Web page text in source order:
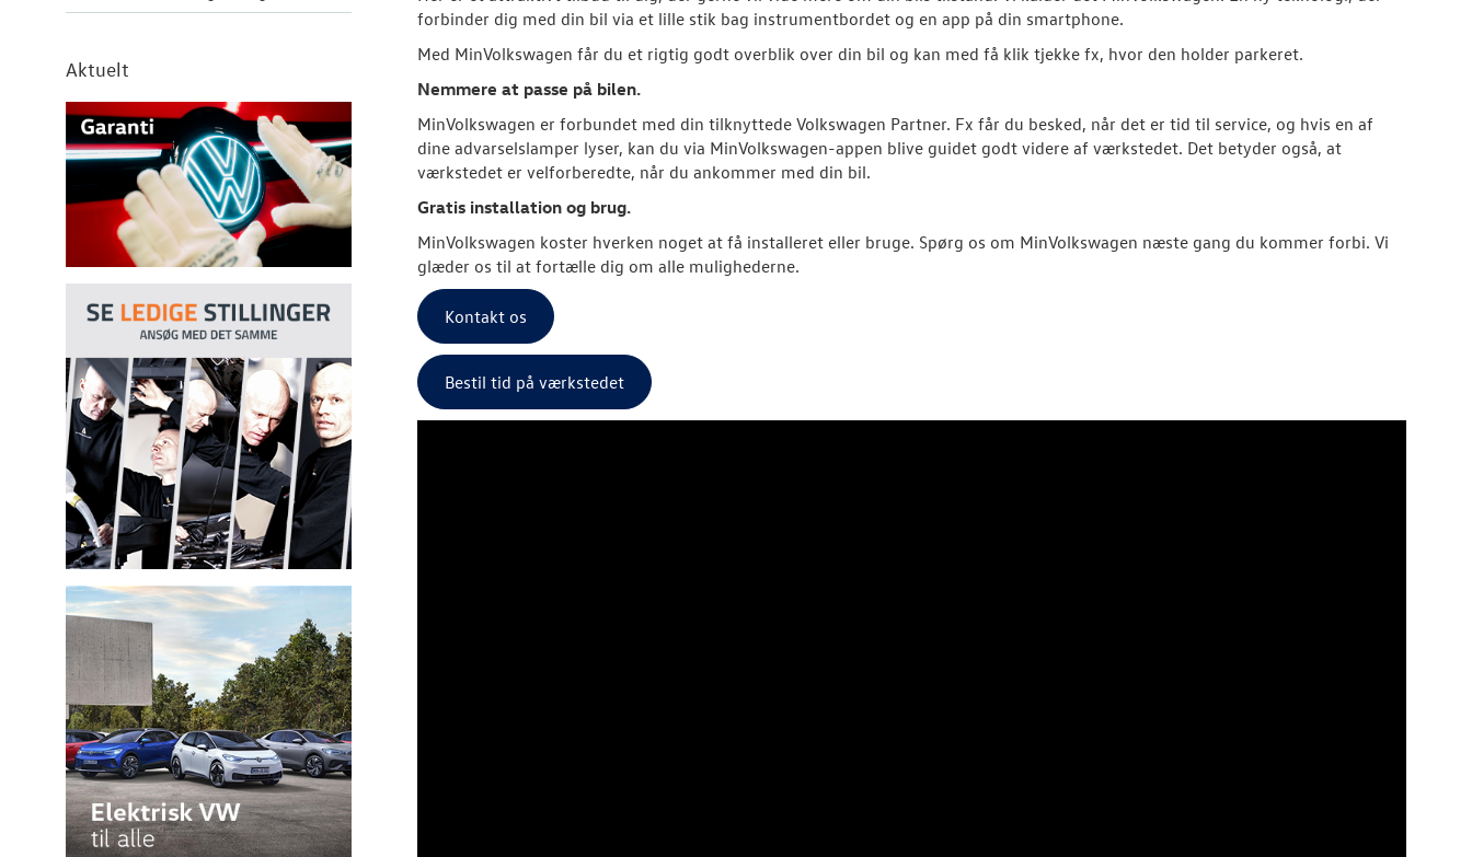
Aktuelt
forbinder dig med din bil via et lille stik bag instrumentbordet og en app på din smartphone.
Med MinVolkswagen får du et rigtig godt overblik over din bil og kan med få klik tjekke fx, hvor den holder parkeret.
Nemmere at passe på bilen.
MinVolkswagen er forbundet med din tilknyttede Volkswagen Partner. Fx får du besked, når det er tid til service, og hvis en af
dine advarselslamper lyser, kan du via MinVolkswagen-appen blive guidet godt videre af værkstedet. Det betyder også, at
værkstedet er velforberedte, når du ankommer med din bil.
Gratis installation og brug.
MinVolkswagen koster hverken noget at få installeret eller bruge. Spørg os om MinVolkswagen næste gang du kommer forbi. Vi
glæder os til at fortælle dig om alle mulighederne.
Kontakt os
Bestil tid på værkstedet